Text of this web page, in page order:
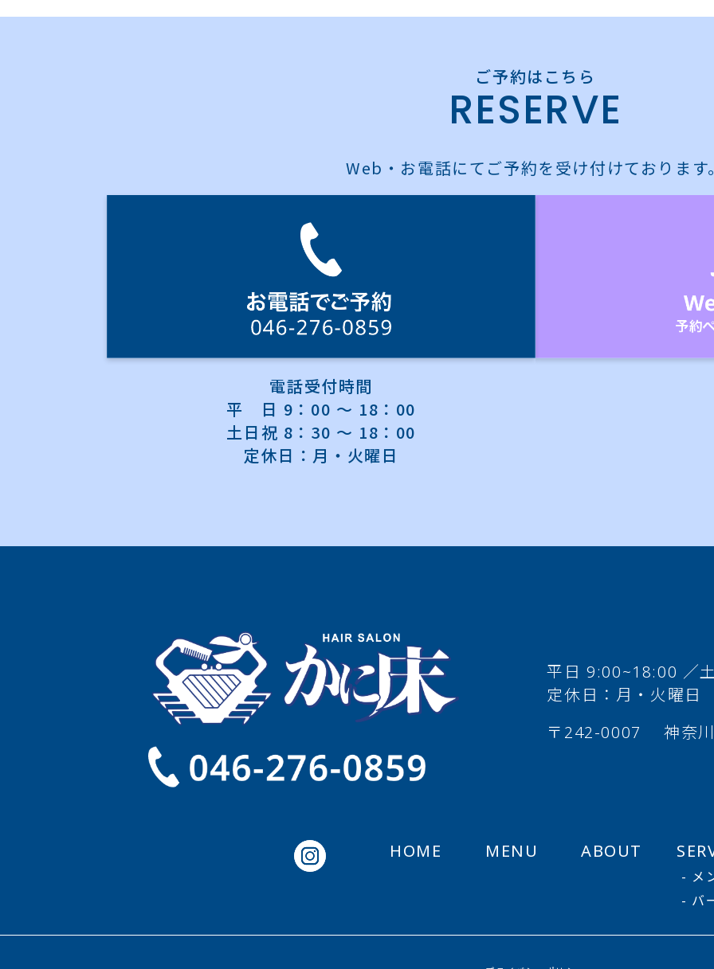
RESERVE
Web・お電話にてご予約を受け付けております
電話受付時間
平 日 9：00 ～ 18：00
土日祝 8：30 ～ 18：00
定休日：月・火曜日
平日 9:00~18:00 ／
定休日：月・火曜日
〒242-0007
神奈
HOME MENU ABOUT
- メ
- バ